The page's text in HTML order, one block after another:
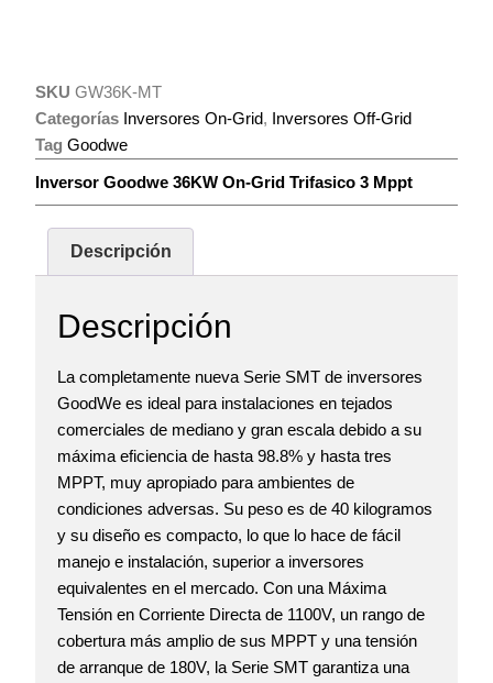
SKUGW36K-MT
Categorías Inversores On-Grid, Inversores Off-Grid
Tag Goodwe
Inversor Goodwe 36KW On-Grid Trifasico 3 Mppt
Descripción
Descripción
La completamente nueva Serie SMT de inversores
GoodWe es ideal para instalaciones en tejados
comerciales de mediano y gran escala debido a su
máxima eficiencia de hasta 98.8% y hasta tres
MPPT, muy apropiado para ambientes de
condiciones adversas. Su peso es de 40 kilogramos
y su diseño es compacto, lo que lo hace de fácil
manejo e instalación, superior a inversores
equivalentes en el mercado. Con una Máxima
Tensión en Corriente Directa de 1100V, un rango de
cobertura más amplio de sus MPPT y una tensión
de arranque de 180V, la Serie SMT garantiza una